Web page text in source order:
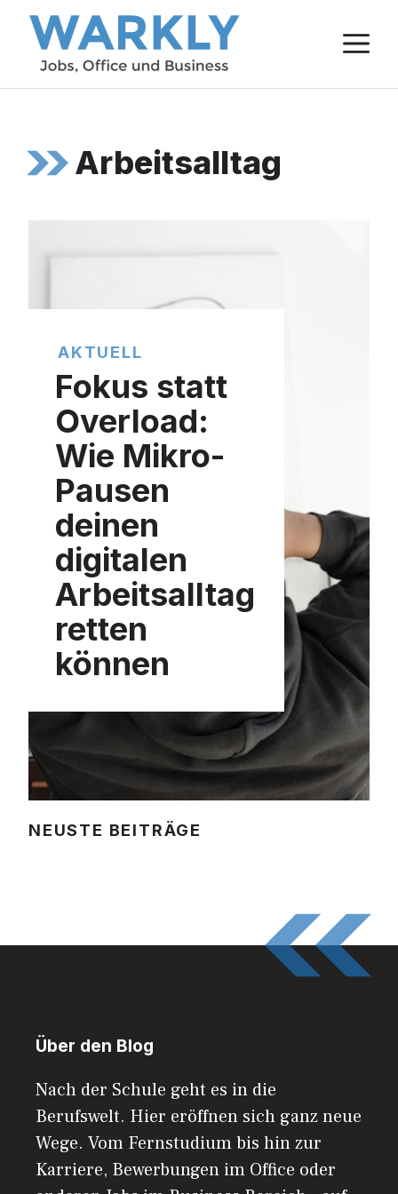
Zum
Inhalt
springen
Arbeitsalltag
AKTUELL
Fokus statt
Overload:
Wie Mikro-
Pausen
deinen
digitalen
Arbeitsalltag
retten
können
NEUSTE BEITRÄGE
Über den Blog
Nach der Schule geht es in die
Berufswelt. Hier eröffnen sich ganz neue
Wege. Vom Fernstudium bis hin zur
Karriere, Bewerbungen im Office oder